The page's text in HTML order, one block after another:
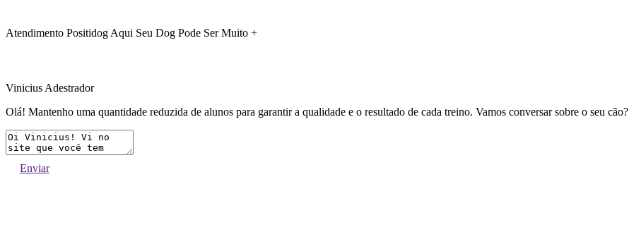
Atendimento Positidog Aqui Seu Dog Pode Ser Muito +
Vinicius Adestrador
Olá! Mantenho uma quantidade reduzida de alunos para garantir a qualidade e o resultado de cada treino. Vamos conversar sobre o seu cão?
Enviar